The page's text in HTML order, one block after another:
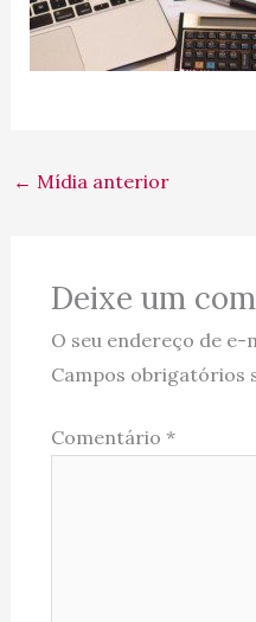
← Mídia anterior
Deixe um
O seu endereço de e-
Campos obrigatórios
Comentário *